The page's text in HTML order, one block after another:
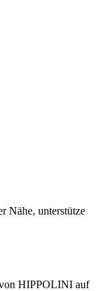
Nähe, unterstütze
HIPPOLINI auf